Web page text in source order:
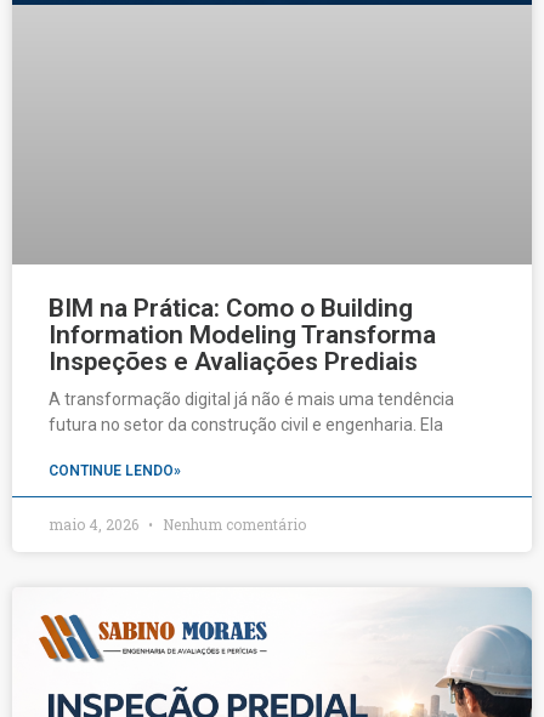
BIM na Prática: Como o Building
Information Modeling Transforma
Inspeções e Avaliações Prediais
A transformação digital já não é mais uma tendência
futura no setor da construção civil e engenharia. Ela
CONTINUE LENDO»
maio 4, 2026 Nenhum comentário